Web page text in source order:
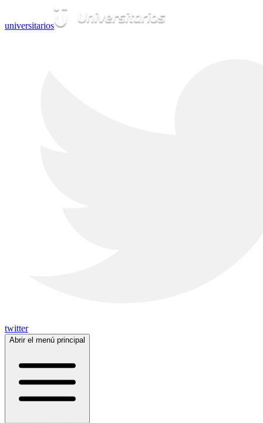
universitarios
twitter
Abrir el menú principal